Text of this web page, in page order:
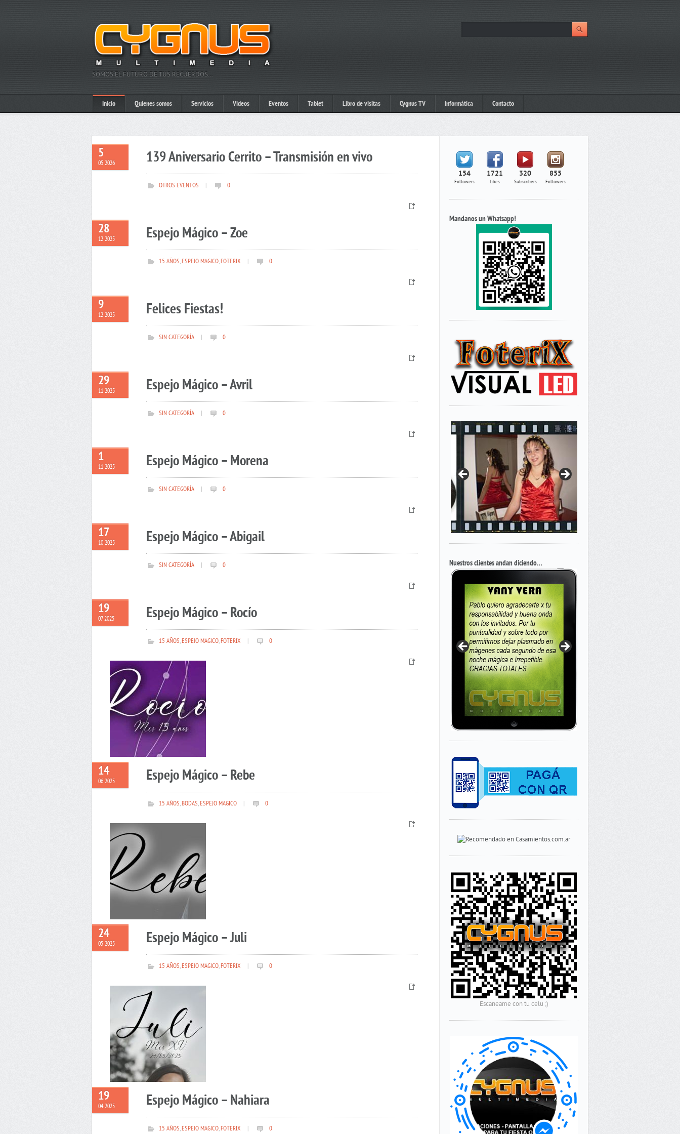
SOMOS EL FUTURO DE TUS RECUERDOS…
Inicio Quienes somos Servicios Videos Eventos Tablet Libro de visitas Cygnus TV Informática Contacto
5
05 2026 139 Aniversario Cerrito – Transmisión en vivo
OTROS EVENTOS 0
28
12 2025 Espejo Mágico – Zoe
15 AÑOS,ESPEJO MAGICO,FOTERIX 0
9
12 2025 Felices Fiestas!
SIN CATEGORÍA 0
29
11 2025 Espejo Mágico – Avril
SIN CATEGORÍA 0
1
11 2025 Espejo Mágico – Morena
SIN CATEGORÍA 0
17
10 2025 Espejo Mágico – Abigail
SIN CATEGORÍA 0
19
07 2025 Espejo Mágico – Rocío
15 AÑOS,ESPEJO MAGICO,FOTERIX 0
14
06 2025 Espejo Mágico – Rebe
15 AÑOS,BODAS,ESPEJO MAGICO 0
24
05 2025 Espejo Mágico – Juli
15 AÑOS,ESPEJO MAGICO,FOTERIX 0
19
04 2025 Espejo Mágico – Nahiara
15 AÑOS,ESPEJO MAGICO,FOTERIX 0
154
Followers
1721
Likes
320
Subscribers
855
Followers
Mandanos un Whatsapp!
Nuestros clientes andan diciendo…
Escaneame con tu celu ;)